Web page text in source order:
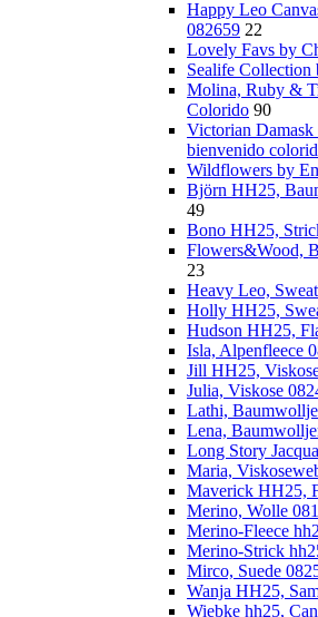
Happy Leo
082659 22
Lovely Favs by
Sealife Collection
Molina, Ruby &
Colorido 90
Victorian
bienvenido
Wildflowers by
Björn HH25,
49
Bono HH25,
Flowers&Wood,
23
Heavy Leo,
Holly HH25,
Hudson HH25,
Isla, Alpenfleece
Jill HH25,
Julia, Viskose
Lathi,
Lena,
Long Story
Maria,
Maverick HH25,
Merino, Wolle
Merino-Fleece
Merino-Strick
Mirco, Suede
Wanja HH25,
Wiebke hh25,